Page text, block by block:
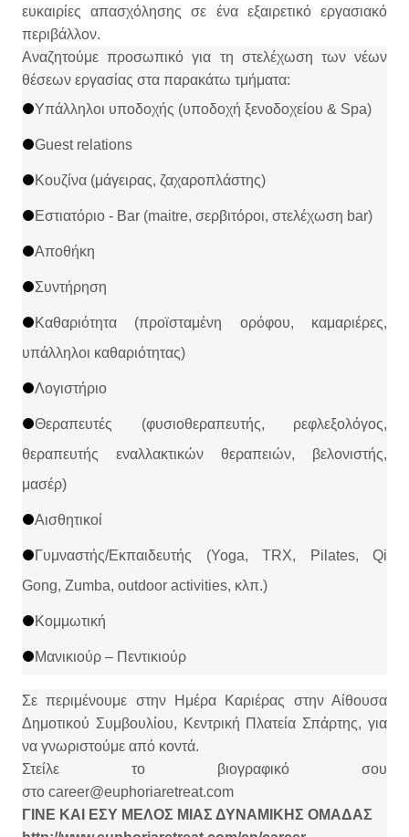
ευκαιρίες απασχόλησης σε ένα εξαιρετικό εργασιακό
περιβάλλον.
Αναζητούμε προσωπικό για τη στελέχωση των νέων
θέσεων εργασίας στα παρακάτω τμήματα:
Υπάλληλοι υποδοχής (υποδοχή ξενοδοχείου & Spa)
Guest relations
Κουζίνα (μάγειρας, ζαχαροπλάστης)
Εστιατόριο - Bar (maitre, σερβιτόροι, στελέχωση bar)
Αποθήκη
Συντήρηση
Καθαριότητα (προϊσταμένη ορόφου, καμαριέρες,
υπάλληλοι καθαριότητας)
Λογιστήριο
Θεραπευτές (φυσιοθεραπευτής, ρεφλεξολόγος,
θεραπευτής εναλλακτικών θεραπειών, βελονιστής,
μασέρ)
Αισθητικοί
Γυμναστής/Εκπαιδευτής (Yoga, TRX, Pilates, Qi
Gong, Zumba, outdoor activities, κλπ.)
Kομμωτική
Μανικιούρ – Πεντικιούρ
Σε περιμένουμε στην Ημέρα Καριέρας στην Αίθουσα
Δημοτικού Συμβουλίου, Κεντρική Πλατεία Σπάρτης, για
να γνωριστούμε από κοντά.
Στείλε το βιογραφικό σου
στο career@euphoriaretreat.com
ΓΙΝΕ ΚΑΙ ΕΣΥ ΜΕΛΟΣ ΜΙΑΣ ΔΥΝΑΜΙΚΗΣ ΟΜΑΔΑΣ